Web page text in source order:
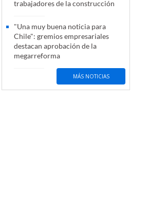
trabajadores de la construcción
"Una muy buena noticia para
Chile": gremios empresariales
destacan aprobación de la
megarreforma
MÁS NOTICIAS